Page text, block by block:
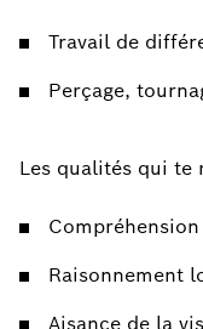
Travail de
Perçage,
Les qualités qui te
Raisonnement
Aisance de la